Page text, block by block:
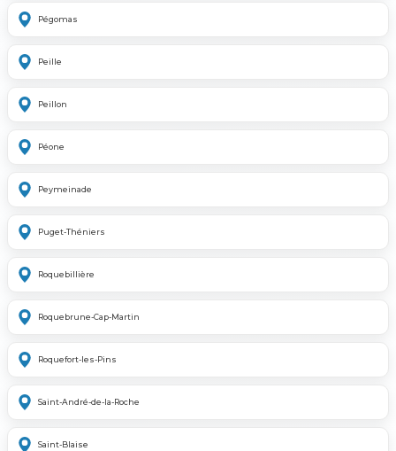
Pégomas
Peille
Peillon
Péone
Peymeinade
Puget-Théniers
Roquebillière
Roquebrune-Cap-Martin
Roquefort-les-Pins
Saint-André-de-la-Roche
Saint-Blaise